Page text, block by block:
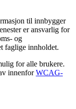
til innbygger
er ansvarlig for
og
faglige innholdet.
for alle brukere.
innenfor WCAG-